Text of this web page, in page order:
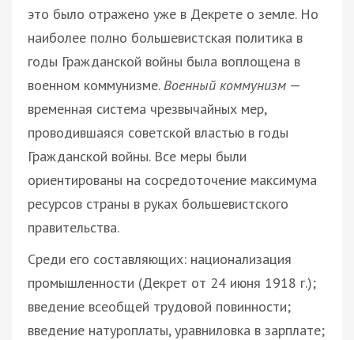
это было отражено уже в Декрете о земле. Но
наиболее полно большевистская политика в
годы Гражданской войны была воплощена в
военном коммунизме.Военный коммунизм —
временная система чрезвычайных мер,
проводившаяся советской властью в годы
Гражданской войны. Все меры были
ориентированы на сосредоточение максимума
ресурсов страны в руках большевистского
правительства.
Среди его составляющих: национализация
промышленности (Декрет от 24 июня 1918 г.);
введение всеобщей трудовой повинности;
введение натуроплаты, уравниловка в зарплате;